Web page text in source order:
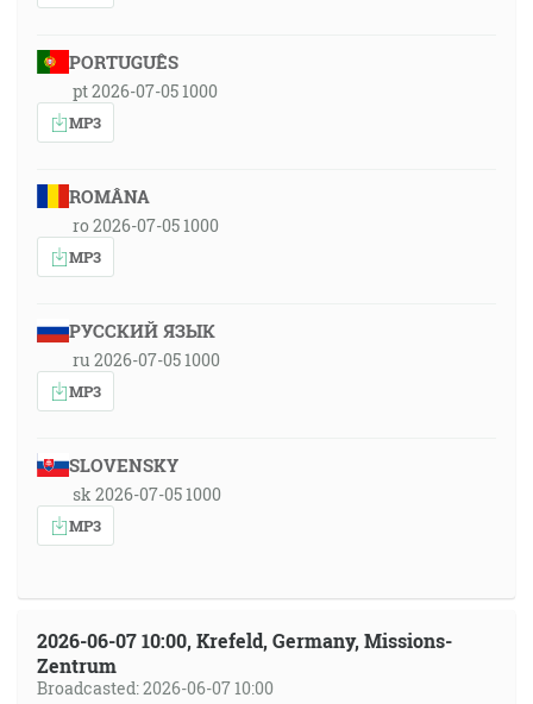
PORTUGUÊS
pt 2026-07-05 1000
MP3
ROMÂNA
ro 2026-07-05 1000
MP3
РУССКИЙ ЯЗЫК
ru 2026-07-05 1000
MP3
SLOVENSKY
sk 2026-07-05 1000
MP3
2026-06-07 10:00, Krefeld, Germany, Missions-
Zentrum
Broadcasted: 2026-06-07 10:00